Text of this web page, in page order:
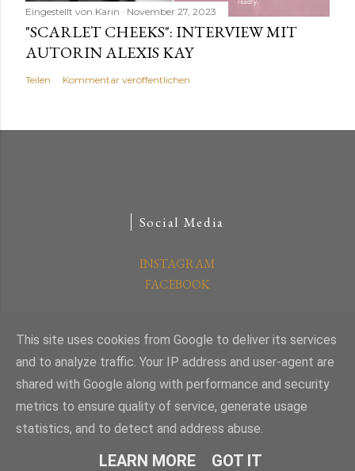
Eingestellt von Karin November 27, 2023
"SCARLET CHEEKS": INTERVIEW MIT
AUTORIN ALEXIS KAY
Teilen Kommentar veröffentlichen
Social Media
INSTAGRAM
FACEBOOK
© readfy.com
Powered by Blogger
www.readfy.com
This site uses cookies from Google to deliver its services
and to analyze traffic. Your IP address and user-agent are
shared with Google along with performance and security
metrics to ensure quality of service, generate usage
statistics, and to detect and address abuse.
LEARN MORE GOT IT